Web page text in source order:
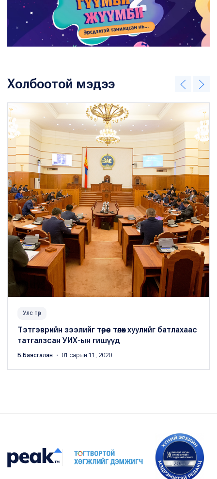
Холбоотой мэдээ
Улс төр
Тэтгэврийн зээлийг төрөөс төлөх хуулийг батлахаас
татгалзсан УИХ-ын гишүүд
Б.Баясгалан ・ 01 сарын 11, 2020